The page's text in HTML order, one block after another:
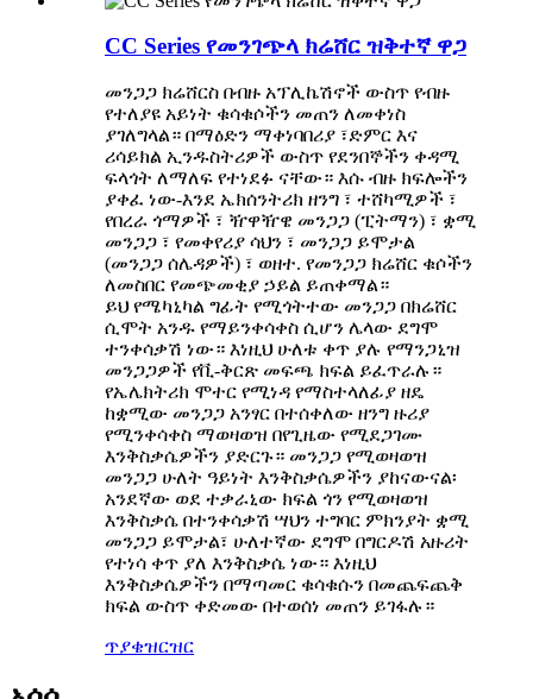
CC Series የመንገጭላ ክሬሸር ዝቅተኛ ዋጋ
መንጋጋ ክሬሸርስ በብዙ አፕሊኬሽኖች ውስጥ የብዙ
የተለያዩ አይነት ቁሳቁሶችን መጠን ለመቀነስ
ያገለግላል። በማዕድን ማቀነባበሪያ ፣ድምር እና
ሪሳይክል ኢንዱስትሪዎች ውስጥ የደንበኞችን ቀዳሚ
ፍላጎት ለማለፍ የተነደፉ ናቸው። እሱ ብዙ ክፍሎችን
ያቀፈ ነው-እንደ ኤክሰንትሪክ ዘንግ ፣ ተሸካሚዎች ፣
የበረራ ጎማዎች ፣ ዥዋዥዌ መንጋጋ (ፒትማን) ፣ ቋሚ
መንጋጋ ፣ የመቀየሪያ ሳህን ፣ መንጋጋ ይሞታል
(መንጋጋ ሰሌዳዎች) ፣ ወዘተ. የመንጋጋ ክሬሸር ቁሶችን
ለመስበር የመጭመቂያ ኃይል ይጠቀማል።
ይህ የሜካኒካል ግፊት የሚጎትተው መንጋጋ በክሬሸር
ሲሞት አንዱ የማይንቀሳቀስ ሲሆን ሌላው ደግሞ
ተንቀሳቃሽ ነው። እነዚህ ሁለቱ ቀጥ ያሉ የማንጋኒዝ
መንጋጋዎች የቪ-ቅርጽ መፍጫ ክፍል ይፈጥራሉ።
የኤሌክትሪክ ሞተር የሚነዳ የማስተላለፊያ ዘዴ
ከቋሚው መንጋጋ አንፃር በተሰቀለው ዘንግ ዙሪያ
የሚንቀሳቀስ ማወዛወዝ በየጊዜው የሚደጋገሙ
እንቅስቃሴዎችን ያድርጉ። መንጋጋ የሚወዛወዝ
መንጋጋ ሁለት ዓይነት እንቅስቃሴዎችን ያከናውናል፡
አንደኛው ወደ ተቃራኒው ክፍል ጎን የሚወዛወዝ
እንቅስቃሴ በተንቀሳቃሽ ሣህን ተግባር ምክንያት ቋሚ
መንጋጋ ይሞታል፣ ሁለተኛው ደግሞ በግርዶሽ አዙሪት
የተነሳ ቀጥ ያለ እንቅስቃሴ ነው። እነዚህ
እንቅስቃሴዎችን በማጣመር ቁሳቁሱን በመጨፍጨቅ
ክፍል ውስጥ ቀድመው በተወሰነ መጠን ይገፋሉ።
ጥያቄዝርዝር